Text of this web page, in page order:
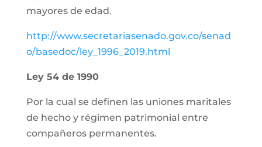
mayores de edad.
http://www.secretariasenado.gov.co/senad
o/basedoc/ley_1996_2019.html
Ley 54 de 1990
Por la cual se definen las uniones maritales
de hecho y régimen patrimonial entre
compañeros permanentes.